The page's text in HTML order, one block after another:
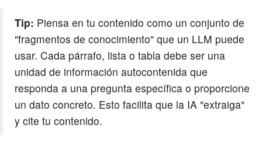
Tip: Piensa en tu contenido como un conjunto de
"fragmentos de conocimiento" que un LLM puede
usar. Cada párrafo, lista o tabla debe ser una
unidad de información autocontenida que
responda a una pregunta específica o proporcione
un dato concreto. Esto facilita que la IA "extraiga"
y cite tu contenido.